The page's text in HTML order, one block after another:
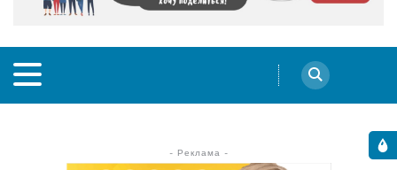
- Реклама -